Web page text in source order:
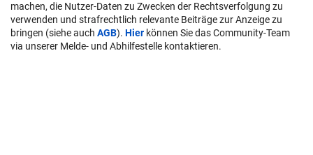
machen, die Nutzer-Daten zu Zwecken der Rechtsverfolgung zu
verwenden und strafrechtlich relevante Beiträge zur Anzeige zu
bringen (siehe auch AGB). Hier können Sie das Community-Team
via unserer Melde- und Abhilfestelle kontaktieren.